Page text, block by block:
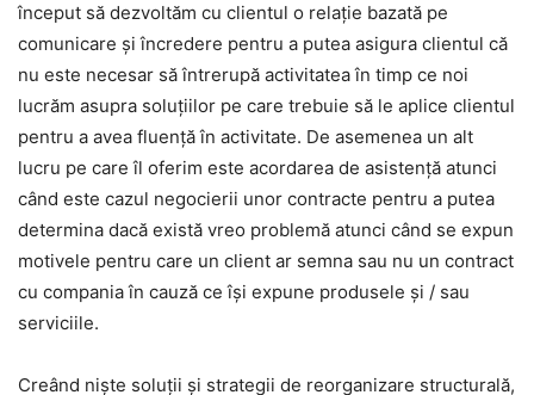
început să dezvoltăm cu clientul o relație bazată pe
comunicare și încredere pentru a putea asigura clientul că
nu este necesar să întrerupă activitatea în timp ce noi
lucrăm asupra soluțiilor pe care trebuie să le aplice clientul
pentru a avea fluență în activitate. De asemenea un alt
lucru pe care îl oferim este acordarea de asistență atunci
când este cazul negocierii unor contracte pentru a putea
determina dacă există vreo problemă atunci când se expun
motivele pentru care un client ar semna sau nu un contract
cu compania în cauză ce își expune produsele și / sau
serviciile.
Creând niște soluții și strategii de reorganizare structurală,